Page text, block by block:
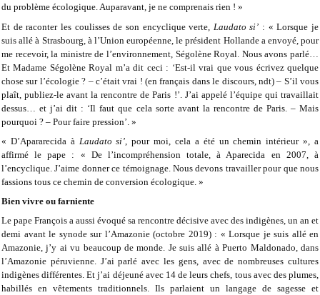
du problème écologique. Auparavant, je ne comprenais rien ! »
Et de raconter les coulisses de son encyclique verte, Laudato si’ : « Lorsque je
suis allé à Strasbourg, à l’Union européenne, le président Hollande a envoyé, pour
me recevoir, la ministre de l’environnement, Ségolène Royal. Nous avons parlé…
Et Madame Ségolène Royal m’a dit ceci : ‘Est-il vrai que vous écrivez quelque
chose sur l’écologie ? – c’était vrai ! (en français dans le discours, ndt) – S’il vous
plaît, publiez-le avant la rencontre de Paris !’. J’ai appelé l’équipe qui travaillait
dessus… et j’ai dit : ‘Il faut que cela sorte avant la rencontre de Paris. – Mais
pourquoi ? – Pour faire pression’. »
« D’Apararecida à Laudato si’ , pour moi, cela a été un chemin intérieur », a
affirmé le pape : « De l’incompréhension totale, à Aparecida en 2007, à
l’encyclique. J’aime donner ce témoignage. Nous devons travailler pour que nous
fassions tous ce chemin de conversion écologique. »
Bien vivre ou farniente
Le pape François a aussi évoqué sa rencontre décisive avec des indigènes, un an et
demi avant le synode sur l’Amazonie (octobre 2019) : « Lorsque je suis allé en
Amazonie, j’y ai vu beaucoup de monde. Je suis allé à Puerto Maldonado, dans
l’Amazonie péruvienne. J’ai parlé avec les gens, avec de nombreuses cultures
indigènes différentes. Et j’ai déjeuné avec 14 de leurs chefs, tous avec des plumes,
habillés en vêtements traditionnels. Ils parlaient un langage de sagesse et